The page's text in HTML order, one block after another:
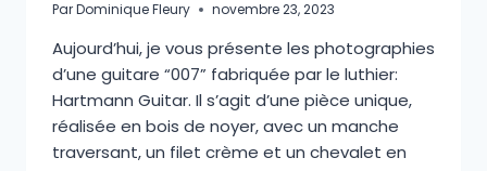
ParDominique Fleury novembre 23, 2023
Aujourd’hui, je vous présente les photographies
d’une guitare “007” fabriquée par le luthier:
Hartmann Guitar. Il s’agit d’une pièce unique,
réalisée en bois de noyer, avec un manche
traversant, un filet crème et un chevalet en